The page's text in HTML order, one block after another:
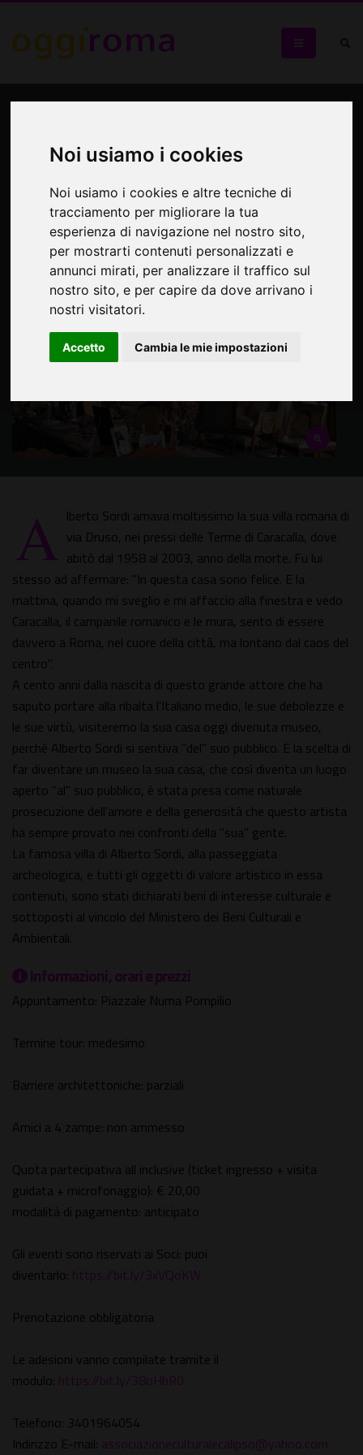
Noi usiamo i cookies
Noi usiamo i cookies e altre tecniche di
tracciamento per migliorare la tua
esperienza di navigazione nel nostro sito,
per mostrarti contenuti personalizzati e
annunci mirati, per analizzare il traffico sul
nostro sito, e per capire da dove arrivano i
nostri visitatori.
Accetto Cambia le mie impostazioni
Caro papà sarò un grande
attore
Visita guidata alla Casa di Alberto Sordi - ultimi 5 biglietti
A lberto Sordi amava moltissimo la sua villa romana di
via Druso, nei pressi delle Terme di Caracalla, dove
abitò dal 1958 al 2003, anno della morte. Fu lui
stesso ad affermare: "In questa casa sono felice. E la
mattina, quando mi sveglio e mi affaccio alla finestra e vedo
Caracalla, il campanile romanico e le mura, sento di essere
davvero a Roma, nel cuore della città, ma lontano dal caos del
centro".
A cento anni dalla nascita di questo grande attore che ha
saputo portare alla ribalta l'Italiano medio, le sue debolezze e
le sue virtù, visiteremo la sua casa oggi divenuta museo,
perché Alberto Sordi si sentiva "del" suo pubblico. E la scelta di
far diventare un museo la sua casa, che così diventa un luogo
aperto "al" suo pubblico, è stata presa come naturale
prosecuzione dell'amore e della generosità che questo artista
ha sempre provato nei confronti della "sua" gente.
La famosa villa di Alberto Sordi, alla passeggiata
archeologica, e tutti gli oggetti di valore artistico in essa
contenuti, sono stati dichiarati beni di interesse culturale e
sottoposti al vincolo del Ministero dei Beni Culturali e
Ambientali.
Informazioni, orari e prezzi
Appuntamento: Piazzale Numa Pompilio
Termine tour: medesimo
Barriere architettoniche: parziali
Amici a 4 zampe: non ammesso
Quota partecipativa all inclusive (ticket ingresso + visita
guidata + microfonaggio): € 20,00
modalità di pagamento: anticipato
Gli eventi sono riservati ai Soci: puoi
diventarlo: https://bit.ly/3xVQoKW
Prenotazione obbligatoria
Le adesioni vanno compilate tramite il
modulo: https://bit.ly/38oHbR0
Telefono: 3401964054
Indirizzo E-mail: associazioneculturalecalipso@yahoo.com